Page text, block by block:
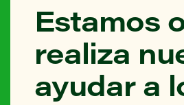
Estamos
realiza
ayudar a